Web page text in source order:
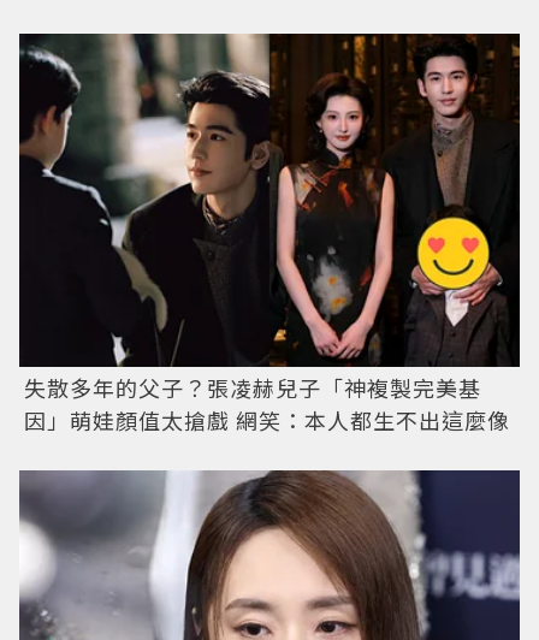
失散多年的父子？張凌赫兒子「神複製完美基
因」萌娃顏值太搶戲 網笑：本人都生不出這麼像